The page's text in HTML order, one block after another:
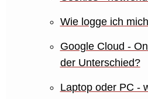
Wie logge ich
Google Cloud -
der Unterschied?
Laptop oder PC -